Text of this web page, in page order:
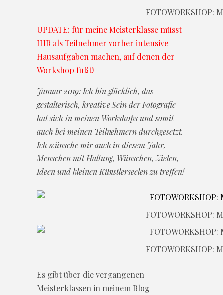
FOTOWORKSHOP:
UPDATE: für meine Meisterklasse müsst
IHR als Teilnehmer vorher intensive
Hausaufgaben machen, auf denen der
Workshop fußt!
Januar 2019: Ich bin glücklich, das
gestalterisch, kreative Sein der Fotografie
hat sich in meinen Workshops und somit
auch bei meinen Teilnehmern durchgesetzt.
Ich wünsche mir auch in diesem Jahr,
Menschen mit Haltung, Wünschen, Zielen,
Ideen und kleinen Künstlerseelen zu treffen!
FOTOWORKSHOP:
FOTOWORKSHOP:
Es gibt über die vergangenen
Meisterklassen in meinem Blog